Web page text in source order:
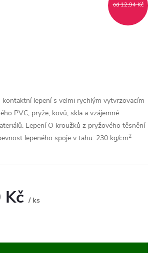
od 12,94 Kč
lepení s velmi rychlým vytvrzovacím
PVC, pryže, kovů, skla a vzájemné
Lepení O kroužků z pryžového těsnění
lepeného spoje v tahu: 230 kg/cm2
Kč / ks